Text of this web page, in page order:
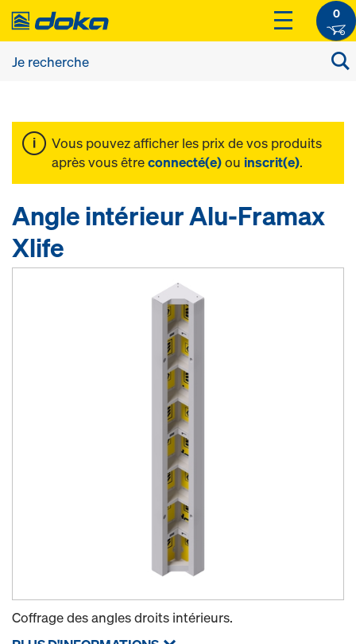
0
Vous pouvez afficher les prix de vos produits
après vous êtreconnecté(e)ou inscrit(e).
Angle intérieur Alu-Framax
Xlife
Coffrage des angles droits intérieurs.